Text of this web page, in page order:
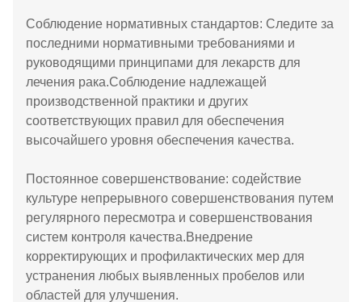
Соблюдение нормативных стандартов: Следите за
последними нормативными требованиями и
руководящими принципами для лекарств для
лечения рака.Соблюдение надлежащей
производственной практики и других
соответствующих правил для обеспечения
высочайшего уровня обеспечения качества.
Постоянное совершенствование: содействие
культуре непрерывного совершенствования путем
регулярного пересмотра и совершенствования
систем контроля качества.Внедрение
корректирующих и профилактических мер для
устранения любых выявленных пробелов или
областей для улучшения.